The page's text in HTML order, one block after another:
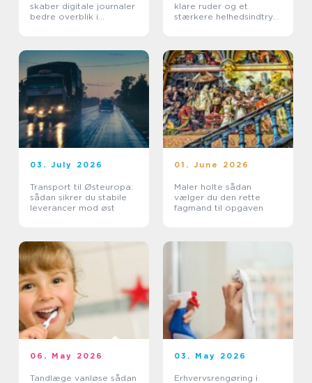
skaber digitale journaler
bedre overblik i
klare ruder og et
stærkere helhedsindtryk
03. July 2026
Transport til Østeuropa:
sådan sikrer du stabile
leverancer mod øst
01. June 2026
Maler holte sådan
vælger du den rette
fagmand til opgaven
06. May 2026
Tandlæge vanløse sådan
03. May 2026
Erhvervsrengøring i